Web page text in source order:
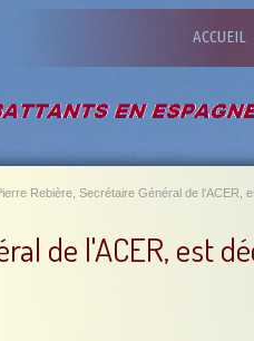
ACCUEIL
Rebière, Secrétaire Général de l'ACER,
de l'ACER, est